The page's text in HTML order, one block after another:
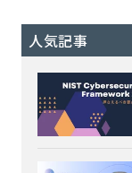
人気記事